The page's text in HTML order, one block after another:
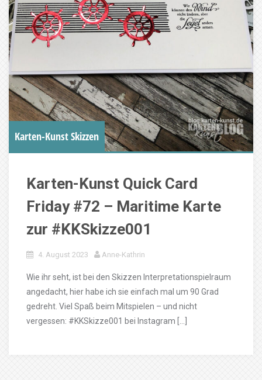
Karten-Kunst Skizzen
Karten-Kunst Quick Card
Friday #72 – Maritime Karte
zur #KKSkizze001
4. August 2023 Anne-Kathrin
Wie ihr seht, ist bei den Skizzen Interpretationspielraum
angedacht, hier habe ich sie einfach mal um 90 Grad
gedreht. Viel Spaß beim Mitspielen – und nicht
vergessen: #KKSkizze001 bei Instagram […]